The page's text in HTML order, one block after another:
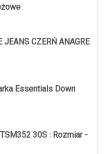
CZERŃ ANAGRE
Essentials Down
30S : Rozmiar -